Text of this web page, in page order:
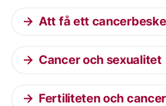
Att få ett
Cancer och sexualitet
Fertiliteten och